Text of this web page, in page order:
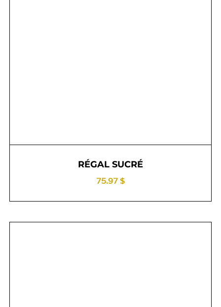
RÉGAL SUCRÉ
75.97 $